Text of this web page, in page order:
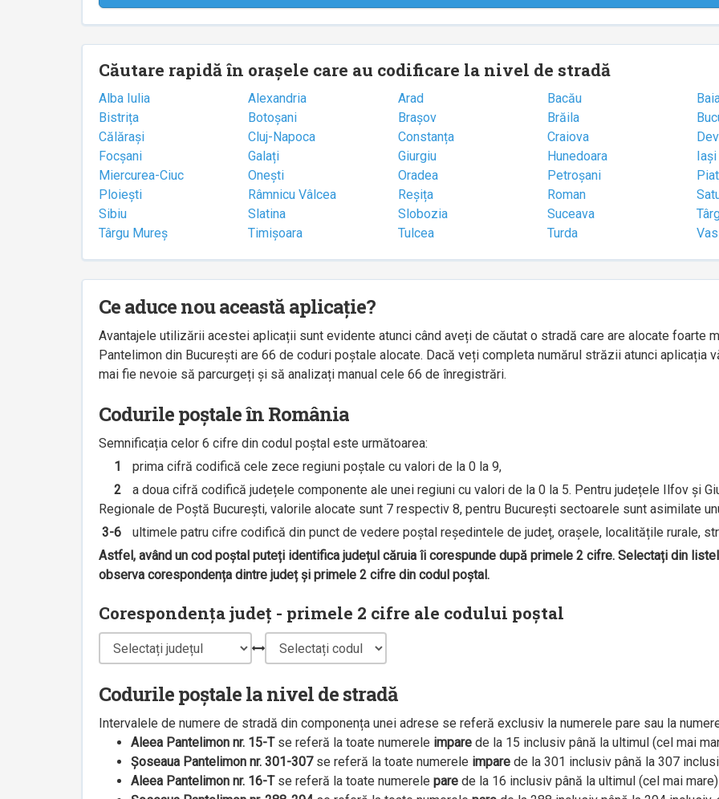
Căutare rapidă în orașele care au codificare la nivel de stradă
Alba Iulia Alexandria Arad Bacău
Bistrița
Botoșani Brașov Brăila
Călărași
Cluj-Napoca Constanța Craiova
Focșani
Galați Giurgiu Hunedoara
Iași
Miercurea-Ciuc
Onești Oradea Petroșani
Ploiești
Râmnicu Vâlcea Reșița Roman
Sibiu
Slatina Slobozia Suceava
Târgu Mureș
Timișoara Tulcea Turda
Ce aduce nou această aplicație?
Avantajele utilizării acestei aplicații sunt evidente atunci când aveți de căutat o stradă care are alocate foarte
Pantelimon din București are 66 de coduri poștale alocate. Dacă veți completa numărul străzii atunci aplicația
mai fie nevoie să parcurgeți și să analizați manual cele 66 de înregistrări.
Codurile poștale în România
Semnificația celor 6 cifre din codul poștal este următoarea:
1
prima cifră codifică cele zece regiuni poștale cu valori de la 0 la 9,
2
a doua cifră codifică județele componente ale unei regiuni cu valori de la 0 la 5. Pentru județele Ilfov și
Regionale de Poștă București, valorile alocate sunt 7 respectiv 8, pentru București sectoarele sunt asimilate
3-6
ultimele patru cifre codifică din punct de vedere poștal reședintele de județ, orașele, localitățile rurale,
Astfel, având un cod poștal puteți identifica județul căruia îi corespunde după primele 2 cifre. Selectați din
observa corespondența dintre județ și primele 2 cifre din codul poștal.
Corespondența județ - primele 2 cifre ale codului poștal
Codurile poștale la nivel de stradă
Intervalele de numere de stradă din componența unei adrese se referă exclusiv la numerele pare sau la
Aleea Pantelimon nr. 15-Tse referă la toate numerele impare de la 15 inclusiv până la ultimul (cel mai
Șoseaua Pantelimon nr. 301-307se referă la toate numerele impare de la 301 inclusiv până la 307
Aleea Pantelimon nr. 16-Tse referă la toate numerele pare de la 16 inclusiv până la ultimul (cel mai